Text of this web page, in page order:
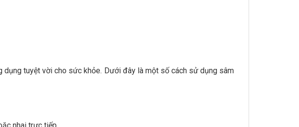
tuyệt vời cho sức khỏe. Dưới đây là một số cách sử dụng sâm